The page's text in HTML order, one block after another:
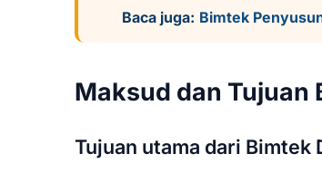
Baca juga: Bimtek
Maksud dan Tujuan
Tujuan utama dari Bimtek